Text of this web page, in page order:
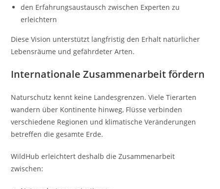
den Erfahrungsaustausch zwischen Experten zu
erleichtern
Diese Vision unterstützt langfristig den Erhalt natürlicher
Lebensräume und gefährdeter Arten.
Internationale Zusammenarbeit fördern
Naturschutz kennt keine Landesgrenzen. Viele Tierarten
wandern über Kontinente hinweg, Flüsse verbinden
verschiedene Regionen und klimatische Veränderungen
betreffen die gesamte Erde.
WildHub erleichtert deshalb die Zusammenarbeit
zwischen: